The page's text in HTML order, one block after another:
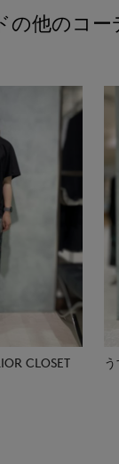
の他のコー
CLOSET